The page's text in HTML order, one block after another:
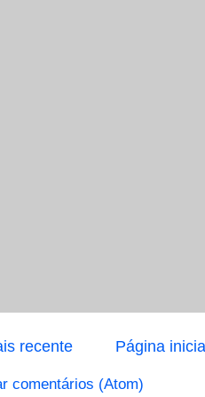
recente Página
comentários (Atom)